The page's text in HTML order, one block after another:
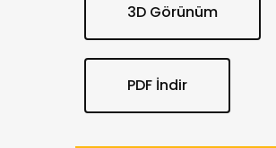
3D Görünüm
PDF İndir